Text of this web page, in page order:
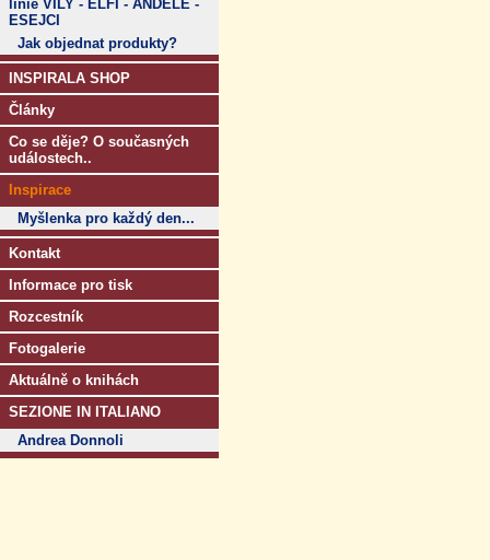
linie VÍLY - ELFI - ANDĚLÉ -
ESEJCI
Jak objednat produkty?
INSPIRALA SHOP
Články
Co se děje? O současných
událostech..
Inspirace
Myšlenka pro každý den...
Kontakt
Informace pro tisk
Rozcestník
Fotogalerie
Aktuálně o knihách
SEZIONE IN ITALIANO
Andrea Donnoli